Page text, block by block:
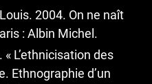
2004. On ne naît
: Albin Michel.
L’ethnicisation des
Ethnographie d’un